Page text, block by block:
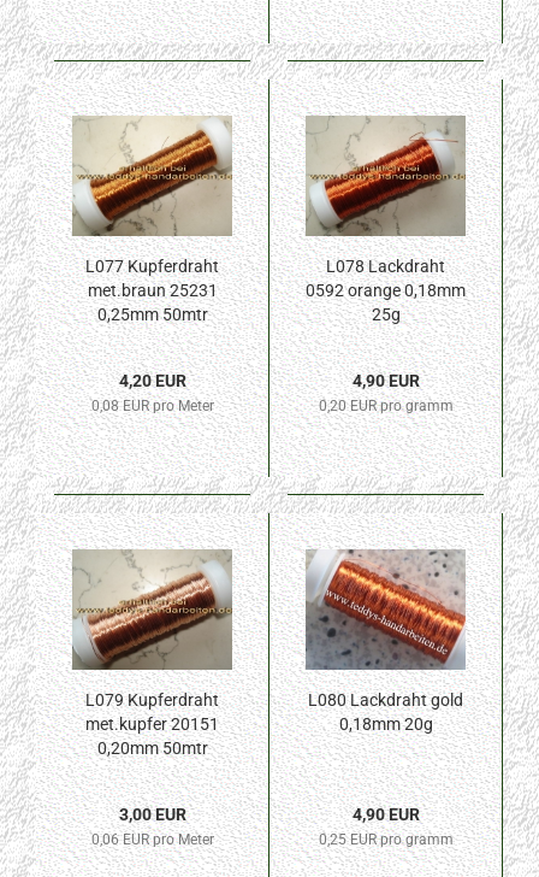
L077 Kupferdraht
met.braun 25231
0,25mm 50mtr
4,20 EUR
0,08 EUR pro Meter
L078 Lackdraht
0592 orange 0,18mm
25g
4,90 EUR
0,20 EUR pro gramm
L079 Kupferdraht
met.kupfer 20151
0,20mm 50mtr
3,00 EUR
0,06 EUR pro Meter
L080 Lackdraht gold
0,18mm 20g
4,90 EUR
0,25 EUR pro gramm